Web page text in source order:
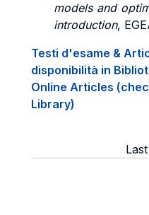
models and
introduction,
Testi d'esame &
disponibilità in
Online Articles
Library)